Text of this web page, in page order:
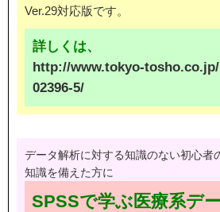
Ver.29対応版です。
詳しくは、
http://www.tokyo-tosho.co.jp/
02396-5/
データ解析に対する知識のない初心者
知識を備えた方に
SPSSで学ぶ医療系デ